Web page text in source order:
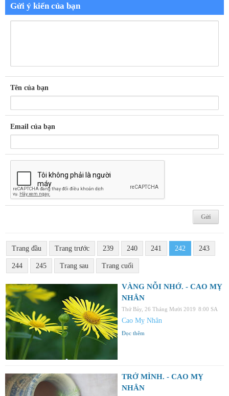
Gửi ý kiến của bạn
Tên của bạn
Email của bạn
Trang đầu Trang trước 239 240 241 242 243
244 245 Trang sau Trang cuối
VÀNG NỖI NHỚ. - CAO MỴ
NHÂN
Thứ Bảy, 26 Tháng Mười 2019 8:00 SA
Cao Mỵ Nhân
Đọc thêm
TRỞ MÌNH. - CAO MỴ
NHÂN